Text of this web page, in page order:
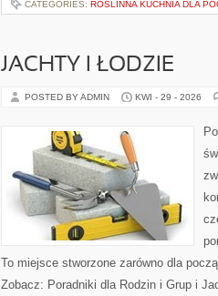
CATEGORIES: ROŚLINNA KUCHNIA DLA
JACHTY I ŁODZIE
POSTED BY ADMIN KWI - 29 - 2026
To miejsce stworzone zarówno dla
Zobacz: Poradniki dla Rodzin i Grup i